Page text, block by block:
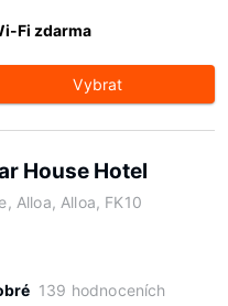
Fi zdarma
Vybrat
House Hotel
Alloa, Alloa, FK10
139 hodnoceních